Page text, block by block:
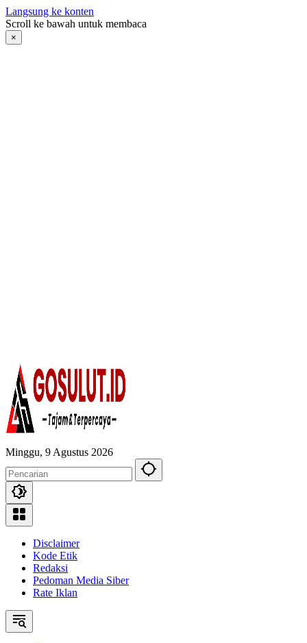
Langsung ke konten
Scroll ke bawah untuk membaca
×
Minggu, 9 Agustus 2026
Disclaimer
Kode Etik
Redaksi
Pedoman Media Siber
Rate Iklan